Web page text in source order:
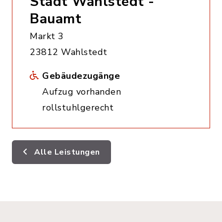
Bauamt
Markt 3
23812 Wahlstedt
Gebäudezugänge
Aufzug vorhanden
rollstuhlgerecht
Alle Leistungen